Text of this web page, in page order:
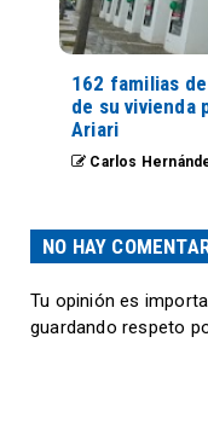
162 familias
de su vivienda
Ariari
Carlos
NO HAY
Tu opinión es
guardando respeto